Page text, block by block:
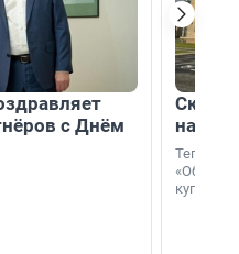
с Днём
на
Теперь
купить